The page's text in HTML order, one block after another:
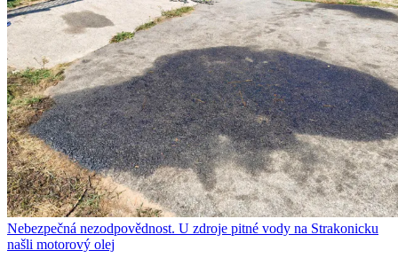
Nebezpečná nezodpovědnost. U zdroje pitné vody na Strakonicku
našli motorový olej